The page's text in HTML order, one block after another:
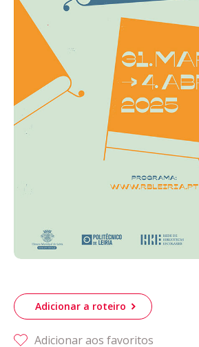
Adicionar a roteiro
Adicionar aos favoritos